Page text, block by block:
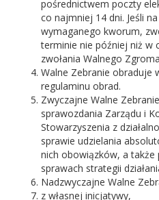
pośrednictwem poczty
co najmniej 14 dni. Jeśli
wymaganego kworum,
terminie nie później niż w
zwołania Walnego
Walne Zebranie obraduje
regulaminu obrad.
Zwyczajne Walne
sprawozdania Zarządu i
Stowarzyszenia z
sprawie udzielania
nich obowiązków, a także
sprawach strategii
Nadzwyczajne Walne
z własnej inicjatywy,